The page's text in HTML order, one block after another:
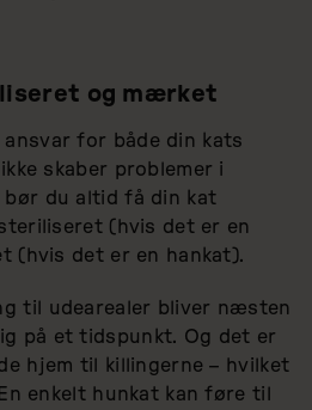
og mærket
for både din kats
skaber problemer i
bør du altid få din kat
(hvis det er en
(hvis det er en hankat).
til udearealer bliver næsten
på et tidspunkt. Og det er
hjem til killingerne – hvilket
enkelt hunkat kan føre til